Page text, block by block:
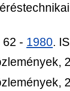
62 - 1980.